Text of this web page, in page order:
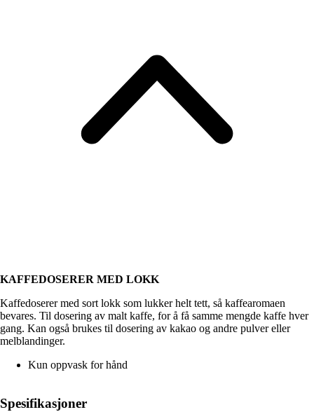
KAFFEDOSERER MED LOKK
Kaffedoserer med sort lokk som lukker helt tett, så kaffearomaen
bevares. Til dosering av malt kaffe, for å få samme mengde kaffe hver
gang. Kan også brukes til dosering av kakao og andre pulver eller
melblandinger.
Kun oppvask for hånd
Spesifikasjoner